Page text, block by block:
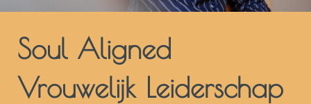
Soul Aligned
Vrouwelijk Leiderschap